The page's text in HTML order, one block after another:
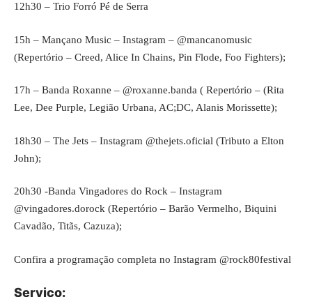
12h30 – Trio Forró Pé de Serra
15h – Mançano Music – Instagram – @mancanomusic
(Repertório – Creed, Alice In Chains, Pin Flode, Foo Fighters);
17h – Banda Roxanne – @roxanne.banda ( Repertório – (Rita
Lee, Dee Purple, Legião Urbana, AC;DC, Alanis Morissette);
18h30 – The Jets – Instagram @thejets.oficial (Tributo a Elton
John);
20h30 -Banda Vingadores do Rock – Instagram
@vingadores.dorock (Repertório – Barão Vermelho, Biquini
Cavadão, Titãs, Cazuza);
Confira a programação completa no Instagram @rock80festival
Serviço: